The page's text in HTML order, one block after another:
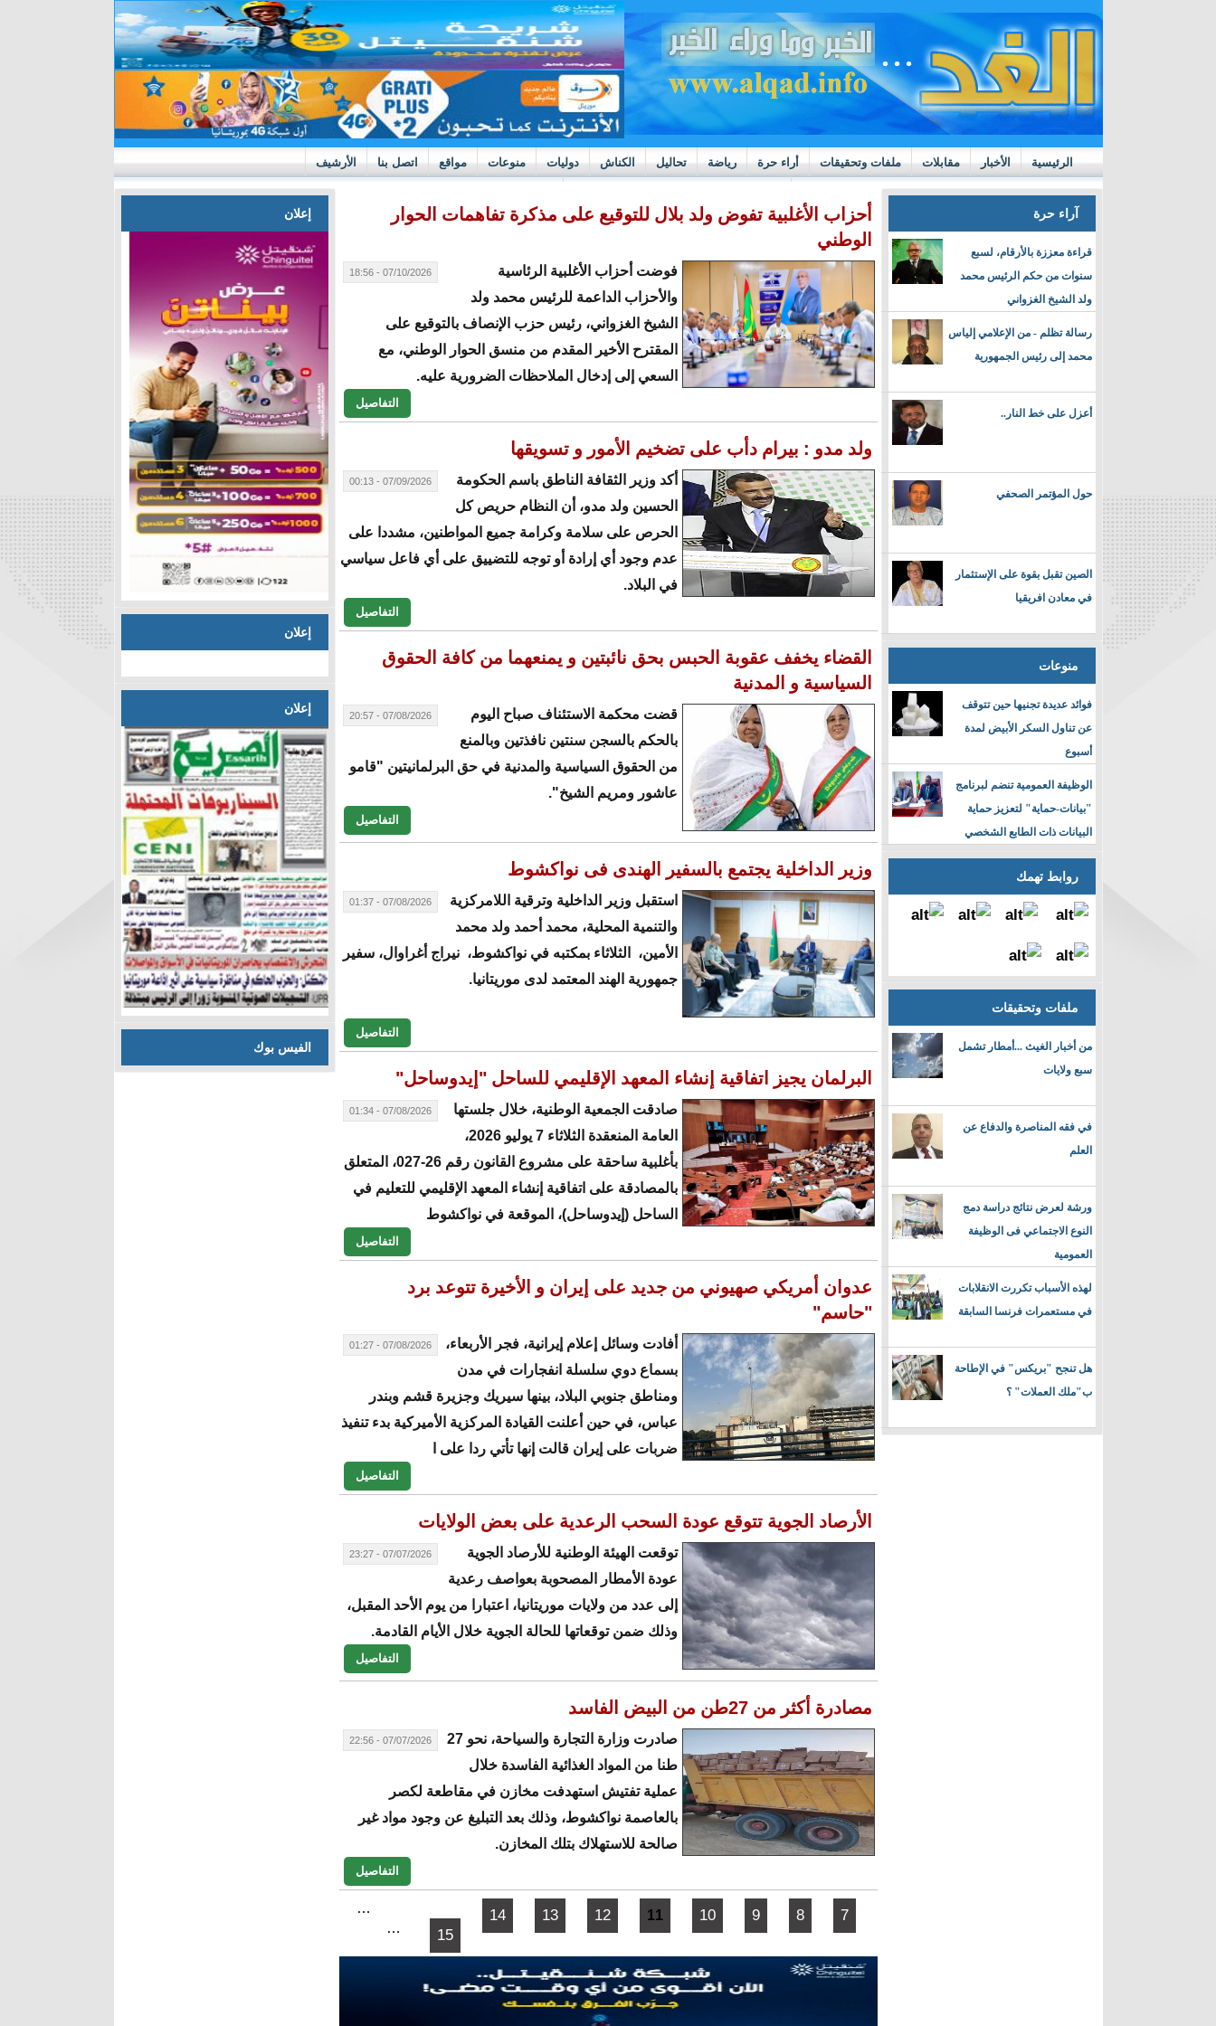
الرئيسية الأخبار مقابلات ملفات وتحقيقات أراء حرة رياضة تحاليل الكناش دوليات منوعات مواقع اتصل بنا الأرشيف
https://m.youtube.com/watch?v=GN10qW4W4hQ
آراء حرة
قراءة معززة بالأرقام، لسبع
سنوات من حكم الرئيس محمد
ولد الشيخ الغزواني
رسالة تظلم - من الإعلامي إلياس
محمد إلى رئيس الجمهورية
أعزل على خط النار..
حول المؤتمر الصحفي
الصين تقبل بقوة على الإستثمار
في معادن افريقيا
منوعات
فوائد عديدة تجنيها حين تتوقف
عن تناول السكر الأبيض لمدة
أسبوع
الوظيفة العمومية تنضم لبرنامج
"بيانات-حماية" لتعزيز حماية
البيانات ذات الطابع الشخصي
روابط تهمك
ملفات وتحقيقات
من أخبار الغيث ...أمطار تشمل
سبع ولايات
في فقه المناصرة والدفاع عن
العلم
ورشة لعرض نتائج دراسة دمج
النوع الاجتماعي فى الوظيفة
العمومية
لهذه الأسباب تكررت الانقلابات
في مستعمرات فرنسا السابقة
هل تنجح "بريكس" في الإطاحة
ب"ملك العملات" ؟
أحزاب الأغلبية تفوض ولد بلال للتوقيع على مذكرة تفاهمات الحوار
الوطني
07/10/2026 - 18:56
فوضت أحزاب الأغلبية الرئاسية
والأحزاب الداعمة للرئيس محمد ولد
الشيخ الغزواني، رئيس حزب الإنصاف بالتوقيع على
المقترح الأخير المقدم من منسق الحوار الوطني، مع
السعي إلى إدخال الملاحظات الضرورية عليه.
التفاصيل
ولد مدو : بيرام دأب على تضخيم الأمور و تسويقها
07/09/2026 - 00:13
أكد وزير الثقافة الناطق باسم الحكومة
الحسين ولد مدو، أن النظام حريص كل
الحرص على سلامة وكرامة جميع المواطنين، مشددا على
عدم وجود أي إرادة أو توجه للتضييق على أي فاعل سياسي
في البلاد.
التفاصيل
القضاء يخفف عقوبة الحبس بحق نائبتين و يمنعهما من كافة الحقوق
السياسية و المدنية
07/08/2026 - 20:57
قضت محكمة الاستئناف صباح اليوم
بالحكم بالسجن سنتين نافذتين وبالمنع
من الحقوق السياسية والمدنية في حق البرلمانيتين "قامو
عاشور ومريم الشيخ".
التفاصيل
وزير الداخلية يجتمع بالسفير الهندى فى نواكشوط
07/08/2026 - 01:37
استقبل وزير الداخلية وترقية اللامركزية
والتنمية المحلية، محمد أحمد ولد محمد
الأمين، الثلاثاء بمكتبه في نواكشوط، نيراج أغراوال، سفير
جمهورية الهند المعتمد لدى موريتانيا.
التفاصيل
البرلمان يجيز اتفاقية إنشاء المعهد الإقليمي للساحل "إيدوساحل"
07/08/2026 - 01:34
صادقت الجمعية الوطنية، خلال جلستها
العامة المنعقدة الثلاثاء 7 يوليو 2026،
بأغلبية ساحقة على مشروع القانون رقم 26-027، المتعلق
بالمصادقة على اتفاقية إنشاء المعهد الإقليمي للتعليم في
الساحل (إيدوساحل)، الموقعة في نواكشوط
التفاصيل
عدوان أمريكي صهيوني من جديد على إيران و الأخيرة تتوعد برد
"حاسم"
07/08/2026 - 01:27
أفادت وسائل إعلام إيرانية، فجر الأربعاء،
بسماع دوي سلسلة انفجارات في مدن
ومناطق جنوبي البلاد، بينها سيريك وجزيرة قشم وبندر
عباس، في حين أعلنت القيادة المركزية الأميركية بدء تنفيذ
ضربات على إيران قالت إنها تأتي ردا على ا
التفاصيل
الأرصاد الجوية تتوقع عودة السحب الرعدية على بعض الولايات
07/07/2026 - 23:27
توقعت الهيئة الوطنية للأرصاد الجوية
عودة الأمطار المصحوبة بعواصف رعدية
إلى عدد من ولايات موريتانيا، اعتبارا من يوم الأحد المقبل،
وذلك ضمن توقعاتها للحالة الجوية خلال الأيام القادمة.
التفاصيل
مصادرة أكثر من 27طن من البيض الفاسد
07/07/2026 - 22:56
صادرت وزارة التجارة والسياحة، نحو 27
طنا من المواد الغذائية الفاسدة خلال
عملية تفتيش استهدفت مخازن في مقاطعة لكصر
بالعاصمة نواكشوط، وذلك بعد التبليغ عن وجود مواد غير
صالحة للاستهلاك بتلك المخازن.
التفاصيل
الصفحات … 7
8
9
10
11
12
13
14
15
…
إعلان
إعلان
إعلان
الفيس بوك